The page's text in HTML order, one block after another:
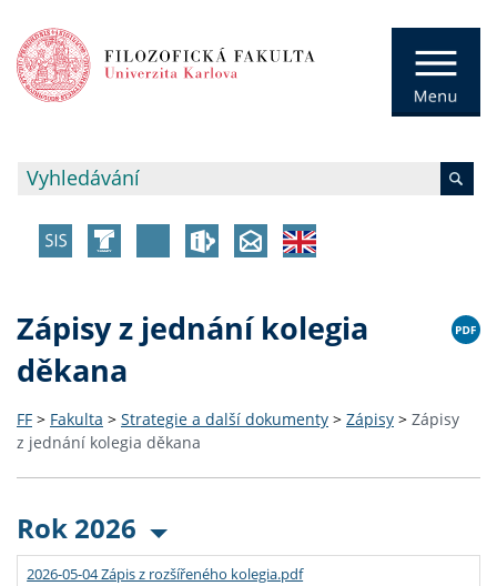
Zápisy z jednání kolegia
děkana
FF > Fakulta > Strategie a další dokumenty > Zápisy > Zápisy
z jednání kolegia děkana
Rok 2026
2026-05-04 Zápis z rozšířeného kolegia.pdf